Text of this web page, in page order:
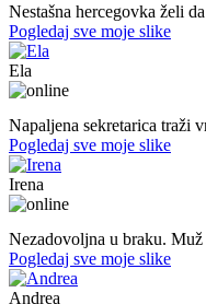
Nestašna hercegovka želi
Pogledaj sve moje slike
Ela
Napaljena sekretarica traži
Pogledaj sve moje slike
Irena
Nezadovoljna u braku.
Pogledaj sve moje slike
Andrea